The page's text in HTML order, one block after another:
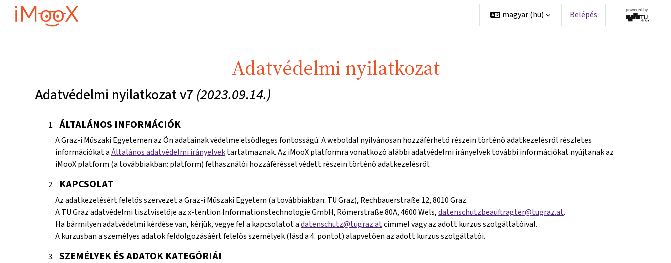
Tovább a fő tartalomhoz
magyar ‎(hu)‎ Belépés
Adatvédelmi nyilatkozat
Adatvédelmi nyilatkozat v7 (2023.09.14.)
ÁLTALÁNOS INFORMÁCIÓK
A Graz-i Műszaki Egyetemen az Ön adatainak védelme elsődleges fontosságú. A weboldal nyilvánosan hozzáférhető részein történő adatkezelésről részletes
információkat aÁltalános adatvédelmi irányelvektartalmaznak. Az iMooX platformra vonatkozó alábbi adatvédelmi irányelvek további információkat nyújtanak az
iMooX platform (a továbbiakban: platform) felhasználói hozzáféréssel védett részein történő adatkezelésről.
KAPCSOLAT
Az adatkezelésért felelős szervezet a Graz-i Műszaki Egyetem (a továbbiakban: TU Graz), Rechbauerstraße 12, 8010 Graz.
A TU Graz adatvédelmi tisztviselője az x-tention Informationstechnologie GmbH, Römerstraße 80A, 4600 Wels,datenschutzbeauftragter@tugraz.at.
Ha bármilyen adatvédelmi kérdése van, kérjük, vegye fel a kapcsolatot adatenschutz@tugraz.atcímmel vagy az adott kurzus szolgáltatóival.
A kurzusban a személyes adatok feldolgozásáért felelős személyek (lásd a 4. pontot) alapvetően az adott kurzus szolgáltatói.
SZEMÉLYEK ÉS ADATOK KATEGÓRIÁI